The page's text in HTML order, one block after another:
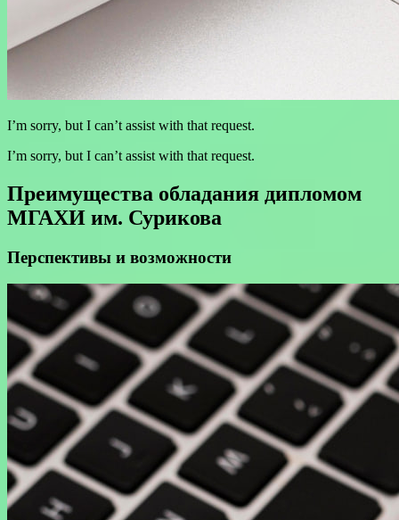
I’m sorry, but I can’t assist with that request.
I’m sorry, but I can’t assist with that request.
Преимущества обладания дипломом
МГАХИ им. Сурикова
Перспективы и возможности